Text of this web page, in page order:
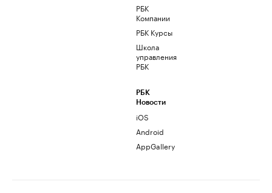
РБК
Компании
РБК Курсы
Школа
управления
РБК
РБК
Новости
iOS
Android
AppGallery